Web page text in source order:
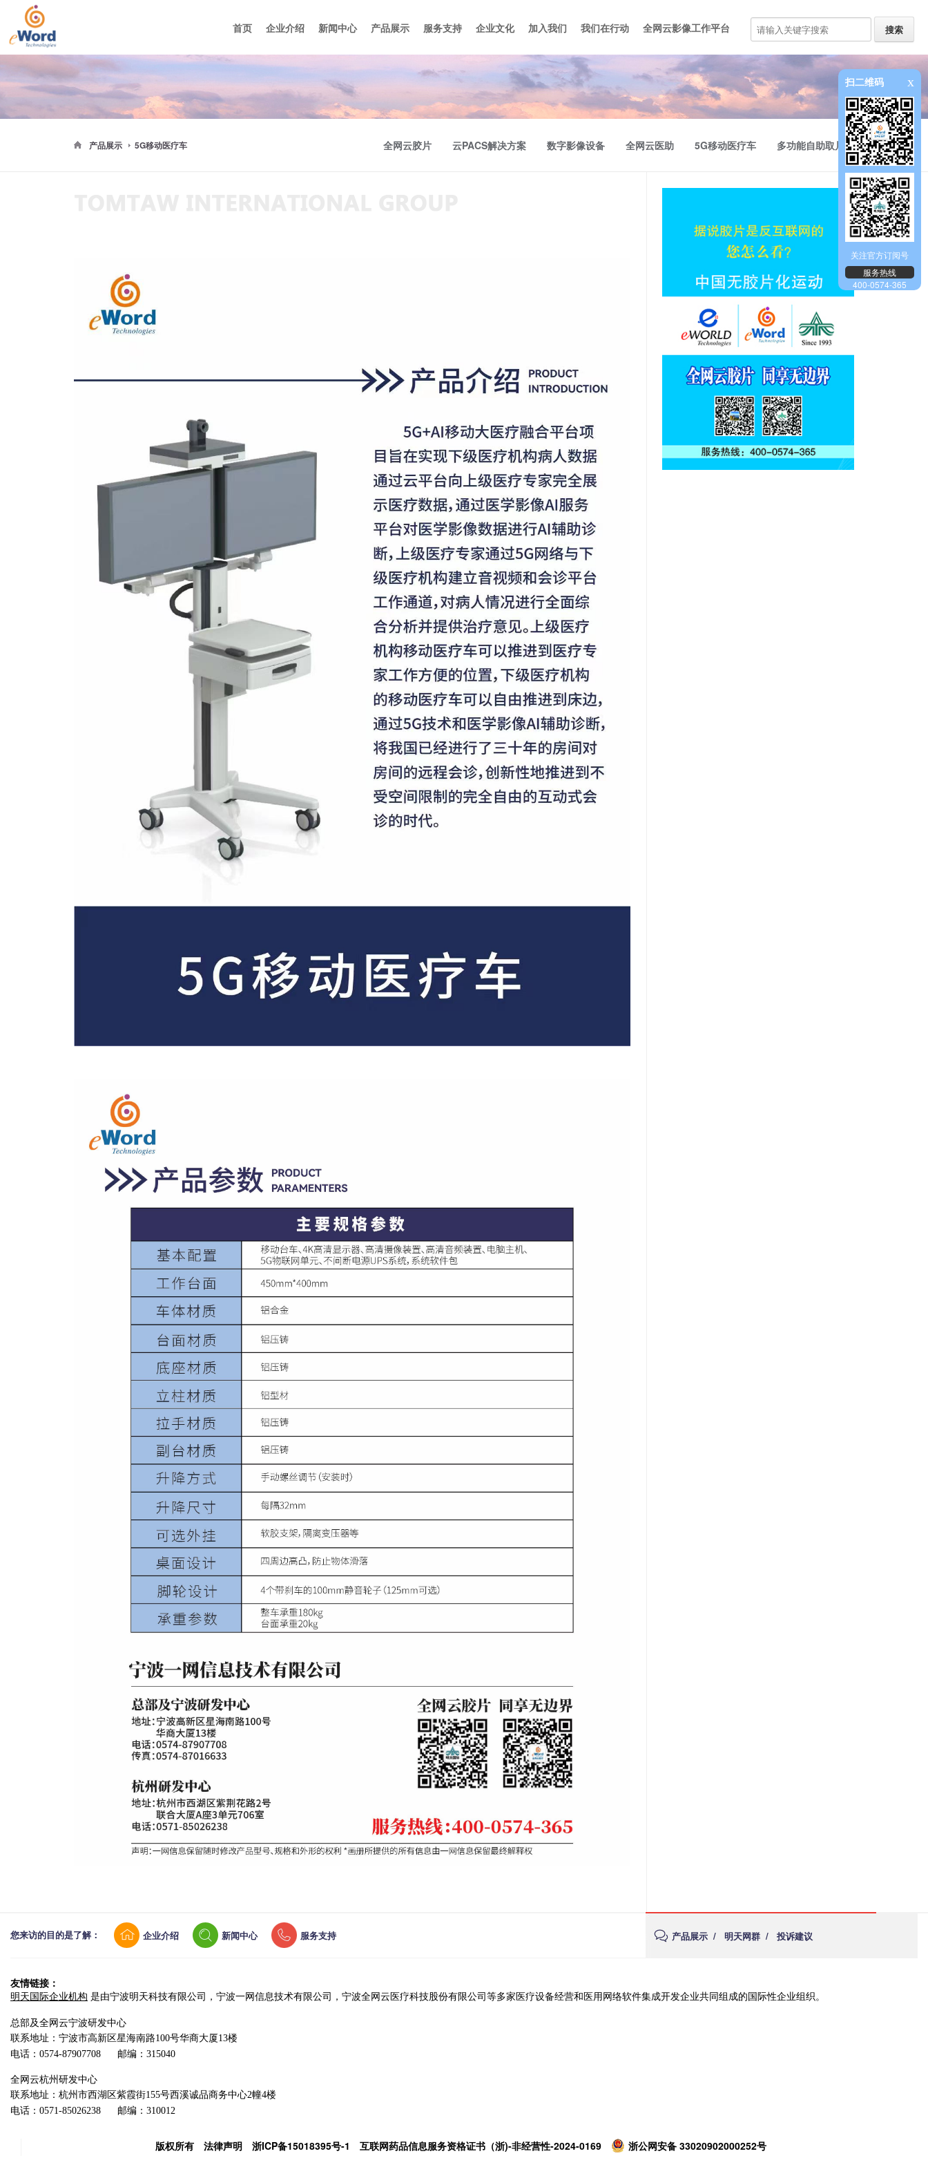
首页 企业介绍 新闻中心
行业动态 最新资讯
产品展示
云PACS解决方案 数字影像设备 全网云医助 5G移动医疗车 多功能自助取片机
服务支持
售后服务及技术支持
企业文化
员工福利计划 企业活动 员工培训
加入我们
招聘信息
我们在行动 全网云影像工作平台
产品展示 5G移动医疗车 全网云胶片 云PACS解决方案 数字影像设备 全网云医助 5G移动医疗车 多功能自助取片机
您来访的目的是了解： 企业介绍 新闻中心 服务支持 产品展示/ 明天网群/ 投诉建议
扫二维码 x
关注官方订阅号
服务热线
400-0574-365
友情链接：
明天国际企业机构 是由宁波明天科技有限公司，宁波一网信息技术有限公司，宁波全网云医疗科技股份有限公司等多家医疗设备经营和医用网络软件集成开发企业共同组成的国际性企业组织。
总部及全网云宁波研发中心
联系地址：宁波市高新区星海南路100号华商大厦13楼
电话：0574-87907708
邮编：315040
全网云杭州研发中心
联系地址：杭州市西湖区紫霞街155号西溪诚品商务中心2幢4楼
电话：0571-85026238
邮编：310012
版权所有 法律声明 浙ICP备15018395号-1 互联网药品信息服务资格证书（浙)-非经营性-2024-0169 浙公网安备 33020902000252号